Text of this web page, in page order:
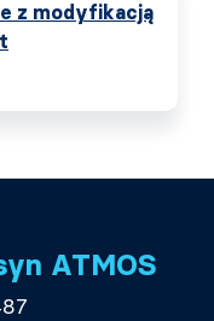
z modyfikacją
ATMOS